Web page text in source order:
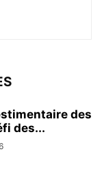
des
des...